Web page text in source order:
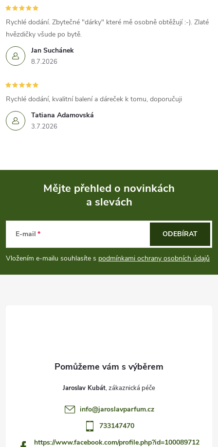
Jan Suchánek
8.7.2026
Rychlé dodání. Zbytečné "dárky" které mě osobně obtěžují :-). Zlaté
hvězdičky všude po bytě.
Tatiana Adamovská
3.7.2026
Rychlé dodání, kvalitní balení a dáreček k tomu, doporučuji
p
a
Mějte přehled o novinkách
a slevách
E-mail
Vložením e-mailu souhlasíte s podmínkami ochrany osobních údajů
ODEBÍRAT
Jaroslav Kubát
info@jaroslavparfum.cz
733147470
https://www.facebook.com/profile.php?id=100089712